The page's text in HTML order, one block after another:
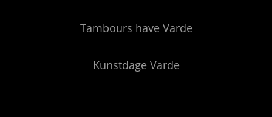
Tambours have Varde
Kunstdage Varde